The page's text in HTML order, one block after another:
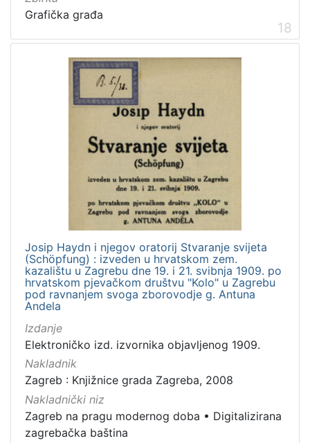
Grafička građa
18
Josip Haydn i njegov oratorij Stvaranje svijeta
(Schöpfung) : izveden u hrvatskom zem.
kazalištu u Zagrebu dne 19. i 21. svibnja 1909. po
hrvatskom pjevačkom društvu "Kolo" u Zagrebu
pod ravnanjem svoga zborovodje g. Antuna
Andela
Izdanje
Elektroničko izd. izvornika objavljenog 1909.
Nakladnik
Zagreb : Knjižnice grada Zagreba, 2008
Nakladnički niz
Zagreb na pragu modernog doba • Digitalizirana
zagrebačka baština